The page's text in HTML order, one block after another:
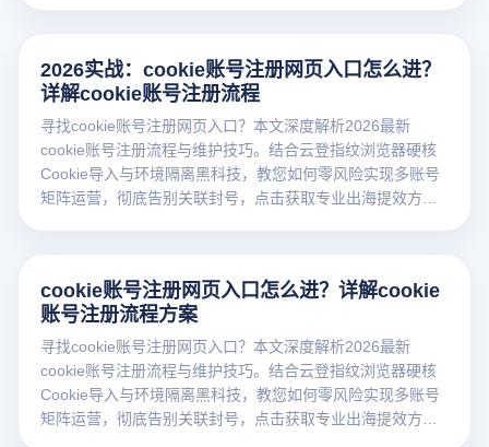
2026实战：cookie账号注册网页入口怎么进？
详解cookie账号注册流程
寻找cookie账号注册网页入口？本文深度解析2026最新
cookie账号注册流程与维护技巧。结合云登指纹浏览器硬核
Cookie导入与环境隔离黑科技，教您如何零风险实现多账号
矩阵运营，彻底告别关联封号，点击获取专业出海提效方
cookie账号注册网页入口怎么进？详解cookie
账号注册流程方案
寻找cookie账号注册网页入口？本文深度解析2026最新
cookie账号注册流程与维护技巧。结合云登指纹浏览器硬核
Cookie导入与环境隔离黑科技，教您如何零风险实现多账号
矩阵运营，彻底告别关联封号，点击获取专业出海提效方